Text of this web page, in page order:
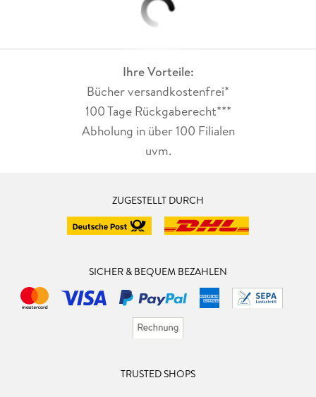
Ihre Vorteile:
Bücher versandkostenfrei*
100 Tage Rückgaberecht***
Abholung in über 100 Filialen
uvm.
ZUGESTELLT DURCH
SICHER & BEQUEM BEZAHLEN
TRUSTED SHOPS